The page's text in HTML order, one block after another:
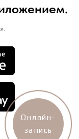
Онлайн-
запись